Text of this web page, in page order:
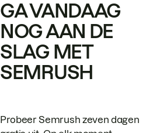
GA VANDAAG
NOG AAN DE
SLAG MET
SEMRUSH
Probeer Semrush zeven dagen